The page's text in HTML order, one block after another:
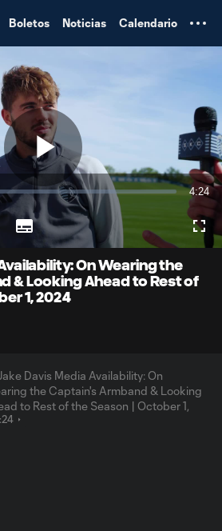
Boletos Noticias Calendario
Play
Video
4:24
Subtitles
On Wearing the
& Looking Ahead to Rest of
1, 2024